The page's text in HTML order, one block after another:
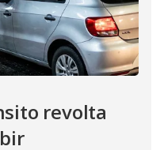
revolta